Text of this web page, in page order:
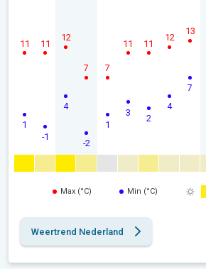
1
11
-1
11
4
12
-2
7
1
7
3
11
2
11
4
12
7
13
Max (°C) Min (°C)
Weertrend Nederland